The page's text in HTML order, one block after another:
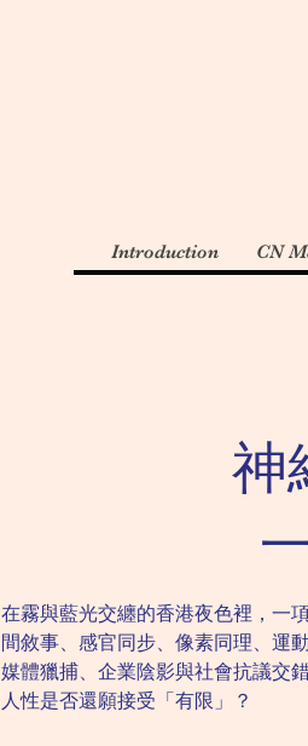
Introduction CN
神
在霧與藍光交纏的香港夜色裡，一
間敘事、感官同步、像素同理、運
媒體獵捕、企業陰影與社會抗議交
人性是否還願接受「有限」？